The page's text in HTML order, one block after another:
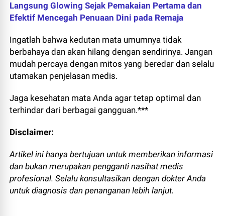
Langsung Glowing Sejak Pemakaian Pertama dan
Efektif Mencegah Penuaan Dini pada Remaja
Ingatlah bahwa kedutan mata umumnya tidak
berbahaya dan akan hilang dengan sendirinya. Jangan
mudah percaya dengan mitos yang beredar dan selalu
utamakan penjelasan medis.
Jaga kesehatan mata Anda agar tetap optimal dan
terhindar dari berbagai gangguan.***
Disclaimer:
Artikel ini hanya bertujuan untuk memberikan informasi
dan bukan merupakan pengganti nasihat medis
profesional. Selalu konsultasikan dengan dokter Anda
untuk diagnosis dan penanganan lebih lanjut.